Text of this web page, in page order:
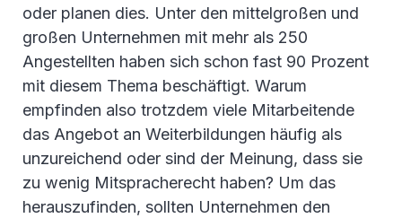
oder planen dies. Unter den mittelgroßen und
großen Unternehmen mit mehr als 250
Angestellten haben sich schon fast 90 Prozent
mit diesem Thema beschäftigt. Warum
empfinden also trotzdem viele Mitarbeitende
das Angebot an Weiterbildungen häufig als
unzureichend oder sind der Meinung, dass sie
zu wenig Mitspracherecht haben? Um das
herauszufinden, sollten Unternehmen den